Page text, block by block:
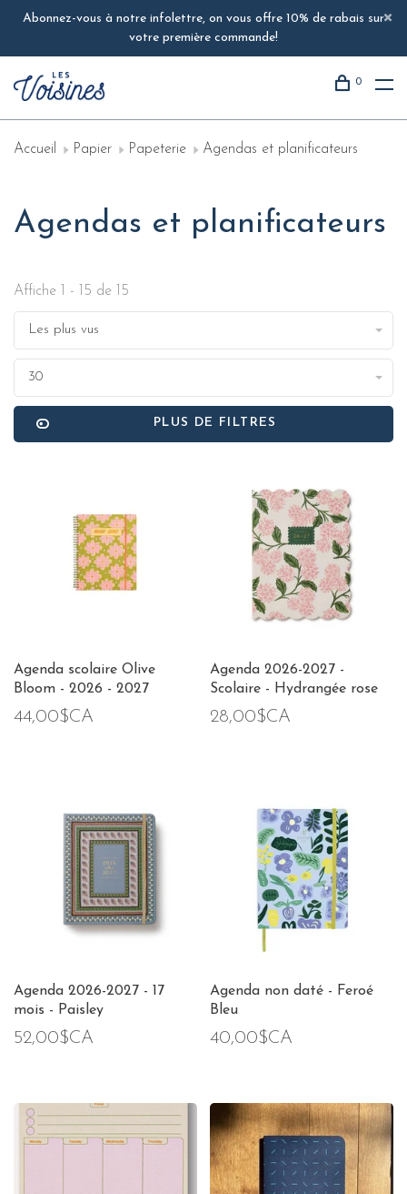
Abonnez-vous à notre infolettre, on vous offre 10% de rabais sur
votre première commande!
0
Accueil Papier Papeterie Agendas et planificateurs
Agendas et planificateurs
Affiche 1 - 15 de 15
Les plus vus
30
PLUS DE FILTRES
Agenda scolaire Olive
Bloom - 2026 - 2027
44,00$CA
Agenda 2026-2027 -
Scolaire - Hydrangée rose
28,00$CA
Agenda 2026-2027 - 17
mois - Paisley
52,00$CA
Agenda non daté - Feroé
Bleu
40,00$CA